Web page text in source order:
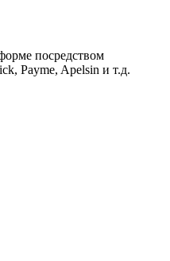
посредством
Payme, Apelsin и т.д.